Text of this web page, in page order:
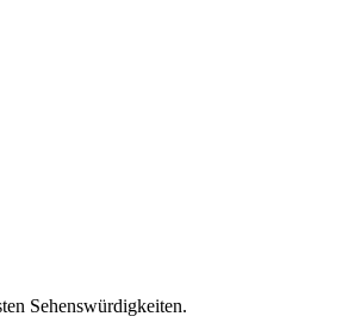
Sehenswürdigkeiten.